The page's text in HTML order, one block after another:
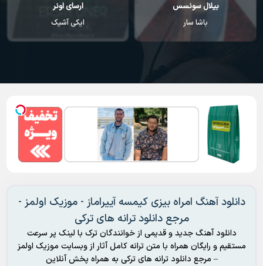
بیلال سونسس
باشا سار
ارسای اونر
ایکی آشیک
دانلود آهنگ امراه بیزی کیمسه آییراماز - موزیک اولمز -
مرجع دانلود ترانه های ترکی
دانلود آهنگ جدید و قدیمی از خوانندگان ترک با لینک پر سرعت
مستقیم و رایگان همراه با متن ترانه کامل آثار از وبسایت موزیک اولمز
– مرجع دانلود ترانه های ترکی به همراه پخش آنلاین